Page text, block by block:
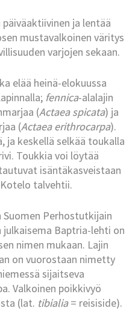
ja lentää
mustavalkoinen väritys
varjojen sekaan.
elää heinä-elokuussa
fennica-alalajin
(Actaea spicata) ja
(Actaea erithrocarpa).
ja keskellä selkää toukalla
Toukkia voi löytää
isäntäkasveistaan
talvehtii.
Perhostutkijain
julkaisema Baptria-lehti on
nimen mukaan. Lajin
on vuorostaan nimetty
sijaitseva
Valkoinen poikkivyö
(lat. tibialia= reisiside).